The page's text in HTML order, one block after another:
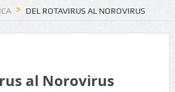
DEL ROTAVIRUS AL NOROVIRUS
al Norovirus